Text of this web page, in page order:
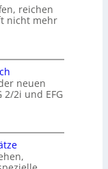
reichen
nicht mehr
neuen
2/2i und EFG